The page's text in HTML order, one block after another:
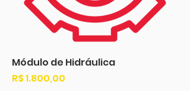
Módulo de Hidráulica
Preço
R$ 1.800,00